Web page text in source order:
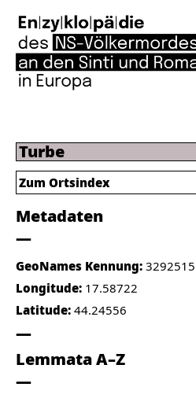
Turbe
Metadaten
GeoNames Kennung: 3292515
Longitude: 17.58722
Latitude: 44.24556
Lemmata A–Z
Zum Ortsindex